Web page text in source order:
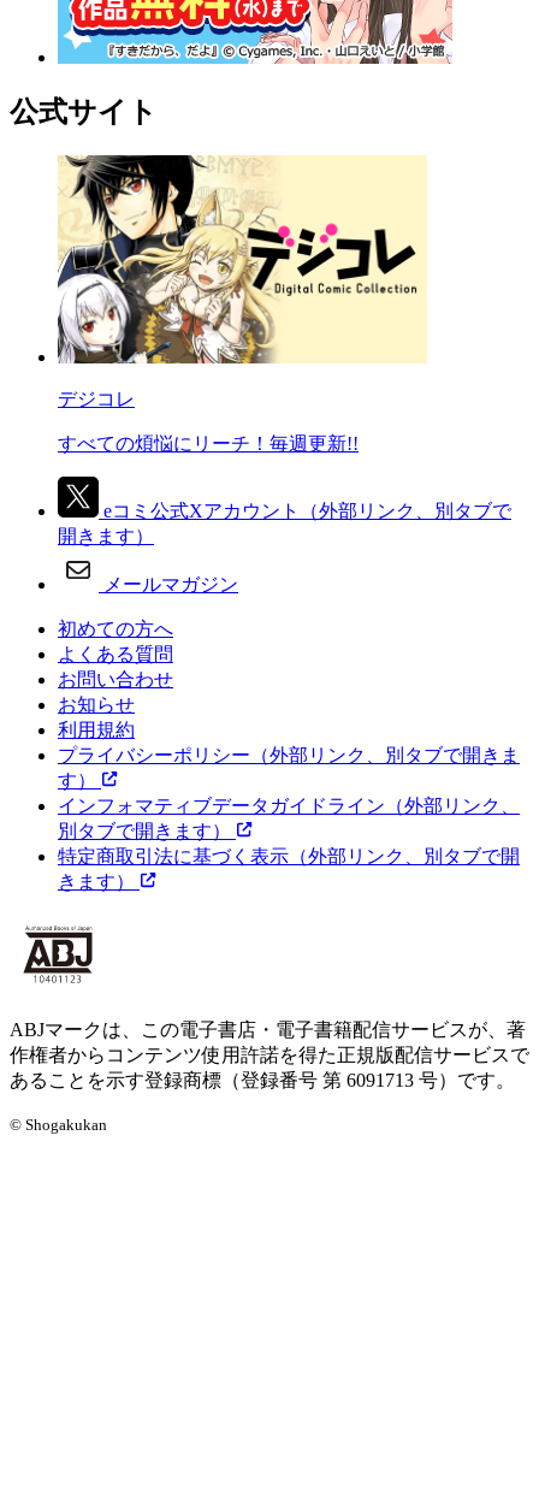
公式サイト
デジコレ
すべての煩悩にリーチ！毎週更新!!
eコミ公式Xアカウント
（外部リンク、別タブで
開きます）
メールマガジン
初めての方へ
よくある質問
お問い合わせ
お知らせ
利用規約
プライバシーポリシー （外部リンク、別タブで開きま
す）
インフォマティブデータガイドライン （外部リンク、
別タブで開きます）
特定商取引法に基づく表示 （外部リンク、別タブで開
きます）
ABJマークは、この電子書店・電子書籍配信サービスが、著
作権者からコンテンツ使用許諾を得た正規版配信サービスで
あることを示す登録商標（登録番号 第 6091713 号）です。
© Shogakukan